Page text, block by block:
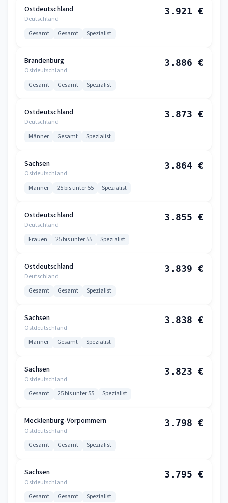
Ostdeutschland
Deutschland
3.921 €
Gesamt Gesamt Spezialist
Brandenburg
Ostdeutschland
3.886 €
Gesamt Gesamt Spezialist
Ostdeutschland
Deutschland
3.873 €
Männer Gesamt Spezialist
Sachsen
Ostdeutschland
3.864 €
Männer 25 bis unter 55 Spezialist
Ostdeutschland
Deutschland
3.855 €
Frauen 25 bis unter 55 Spezialist
Ostdeutschland
Deutschland
3.839 €
Gesamt Gesamt Spezialist
Sachsen
Ostdeutschland
3.838 €
Männer Gesamt Spezialist
Sachsen
Ostdeutschland
3.823 €
Gesamt 25 bis unter 55 Spezialist
Mecklenburg-Vorpommern
Ostdeutschland
3.798 €
Gesamt Gesamt Spezialist
Sachsen
Ostdeutschland
3.795 €
Gesamt Gesamt Spezialist